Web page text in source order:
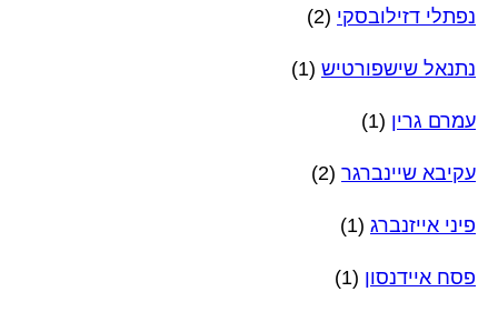
נפתלי דזילובסקי (2)
נתנאל שישפורטיש (1)
עמרם גרין (1)
עקיבא שיינברגר (2)
פיני אייזנברג (1)
פסח איידנסון (1)